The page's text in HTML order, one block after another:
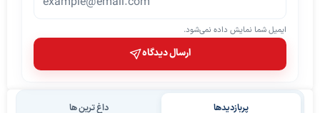
ایمیل شما نمایش داده نمی‌شود.
ارسال دیدگاه
پربازدیدها داغ ترین ها